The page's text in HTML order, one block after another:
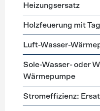
Heizungsersatz
Holzfeuerung mit
Luft-Wasser-
Sole-Wasser- oder
Wärmepumpe
Stromeffizienz: